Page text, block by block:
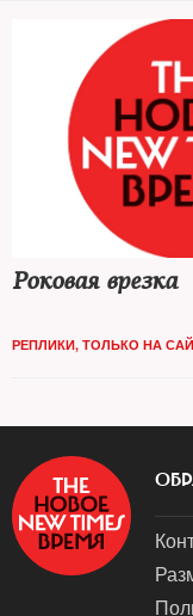
Роковая врезка
РЕПЛИКИ, ТОЛЬКО НА